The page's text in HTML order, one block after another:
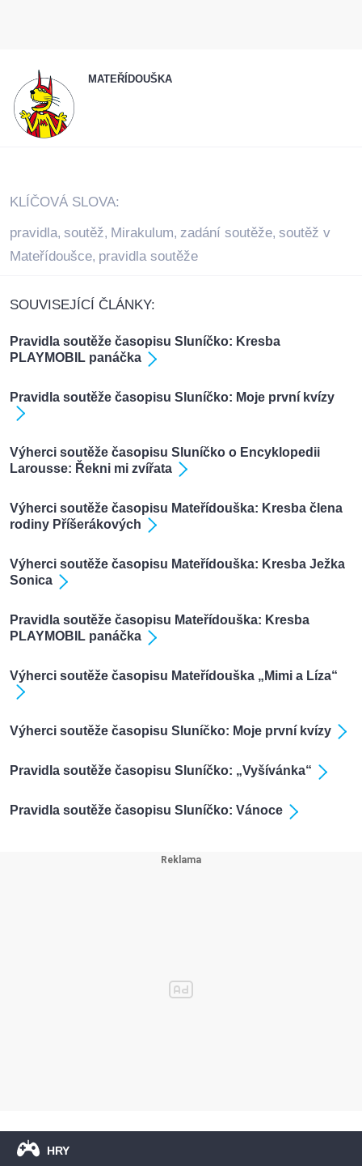
MATEŘÍDOUŠKA
KLÍČOVÁ SLOVA:
pravidla, soutěž, Mirakulum, zadání soutěže, soutěž v
Mateřídoušce, pravidla soutěže
SOUVISEJÍCÍ ČLÁNKY:
Pravidla soutěže časopisu Sluníčko: Kresba
PLAYMOBIL panáčka
Pravidla soutěže časopisu Sluníčko: Moje první kvízy
Výherci soutěže časopisu Sluníčko o Encyklopedii
Larousse: Řekni mi zvířata
Výherci soutěže časopisu Mateřídouška: Kresba člena
rodiny Příšerákových
Výherci soutěže časopisu Mateřídouška: Kresba Ježka
Sonica
Pravidla soutěže časopisu Mateřídouška: Kresba
PLAYMOBIL panáčka
Výherci soutěže časopisu Mateřídouška „Mimi a Líza“
Výherci soutěže časopisu Sluníčko: Moje první kvízy
Pravidla soutěže časopisu Sluníčko: „Vyšívánka“
Pravidla soutěže časopisu Sluníčko: Vánoce
HRY